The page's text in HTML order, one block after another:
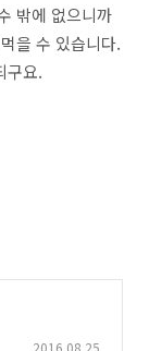
밖에 없으니까
을 수 있습니다.
구요.